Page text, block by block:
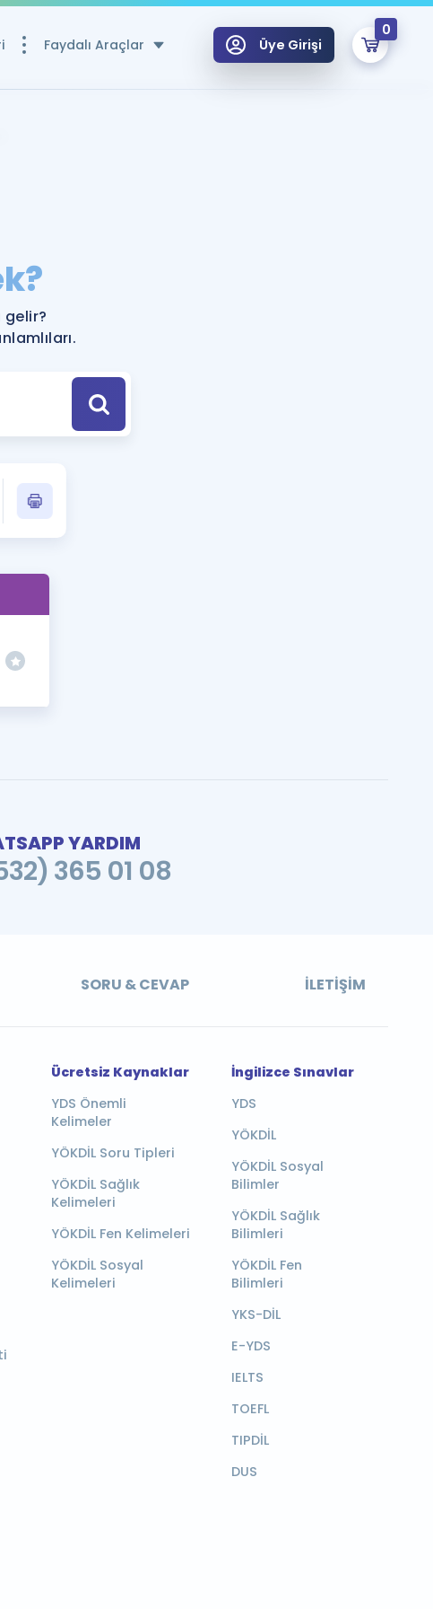
Faydalı Araçlar
Puan Hesaplama Aracı
Hazırlananlar için Öneriler
Tek Takvimde
Tüm Sınavlarla İlgili Haberler
Üye Girişi
0
Remzi Hoca ile seni sınava hazırlayacak onlarca eğitim seni bekliyor!
YARDIM
365 01 08
SORU & CEVAP İLETIŞIM
Ücretsiz Kaynaklar
YDS Önemli
Kelimeler
YÖKDİL Soru Tipleri
YÖKDİL Sağlık
Kelimeleri
YÖKDİL Fen Kelimeleri
YÖKDİL Sosyal
Kelimeleri
İngilizce Sınavlar
YDS
YÖKDİL
YÖKDİL Sosyal
Bilimler
YÖKDİL Sağlık
Bilimleri
YÖKDİL Fen
Bilimleri
YKS-DİL
E-YDS
IELTS
TOEFL
TIPDİL
DUS